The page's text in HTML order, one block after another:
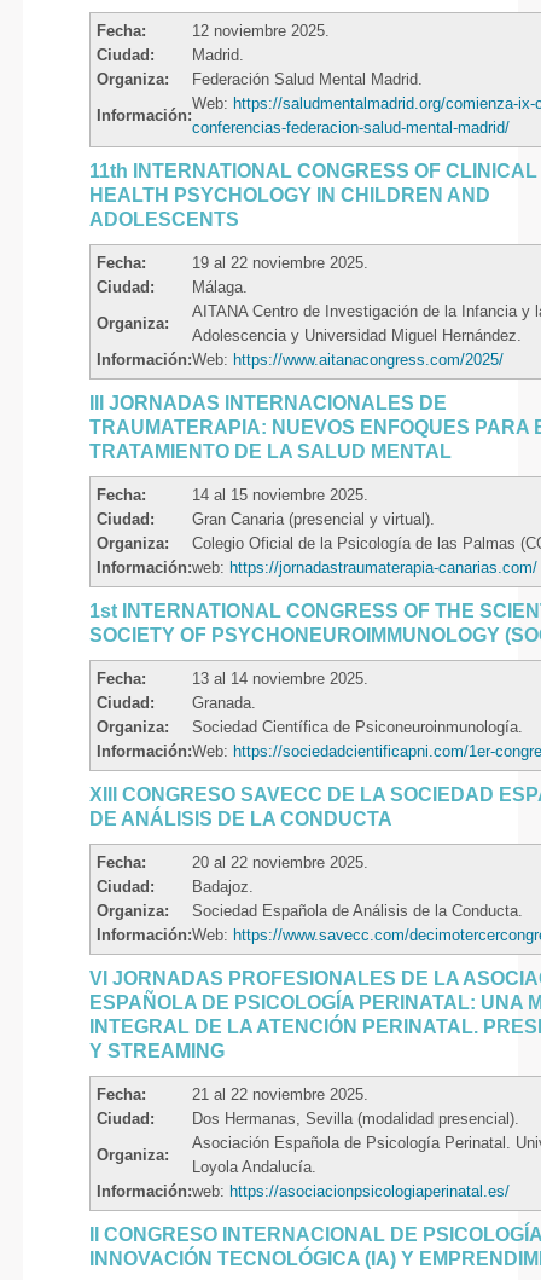
Fecha:
12 noviembre 2025.
Ciudad:
Madrid.
Organiza:
Federación Salud Mental Madrid.
Información:
Web: https://saludmentalmadrid.org/comienza-ix-
conferencias-federacion-salud-mental-madrid/
11th INTERNATIONAL CONGRESS OF
HEALTH PSYCHOLOGY IN CHILDREN AND
ADOLESCENTS
Fecha:
19 al 22 noviembre 2025.
Ciudad:
Málaga.
Organiza:
AITANA Centro de Investigación de la Infancia y
Adolescencia y Universidad Miguel Hernández.
Información:Web: https://www.aitanacongress.com/2025/
III JORNADAS INTERNACIONALES DE
TRAUMATERAPIA: NUEVOS ENFOQUES PARA
TRATAMIENTO DE LA SALUD MENTAL
Fecha:
14 al 15 noviembre 2025.
Ciudad:
Gran Canaria (presencial y virtual).
Organiza:
Colegio Oficial de la Psicología de las Palmas
Información:web: https://jornadastraumaterapia-canarias.com/
1st INTERNATIONAL CONGRESS OF THE
SOCIETY OF PSYCHONEUROIMMUNOLOGY
Fecha:
13 al 14 noviembre 2025.
Ciudad:
Granada.
Organiza:
Sociedad Científica de Psiconeuroinmunología.
Información:Web: https://sociedadcientificapni.com/1er-
XIII CONGRESO SAVECC DE LA SOCIEDAD
DE ANÁLISIS DE LA CONDUCTA
Fecha:
20 al 22 noviembre 2025.
Ciudad:
Badajoz.
Organiza:
Sociedad Española de Análisis de la Conducta.
Información:Web: https://www.savecc.com/
VI JORNADAS PROFESIONALES DE LA
ESPAÑOLA DE PSICOLOGÍA PERINATAL: UNA
INTEGRAL DE LA ATENCIÓN PERINATAL.
Y STREAMING
Fecha:
21 al 22 noviembre 2025.
Ciudad:
Dos Hermanas, Sevilla (modalidad presencial).
Organiza:
Asociación Española de Psicología Perinatal.
Loyola Andalucía.
Información:web: https://asociacionpsicologiaperinatal.es/
II CONGRESO INTERNACIONAL DE
INNOVACIÓN TECNOLÓGICA (IA) Y